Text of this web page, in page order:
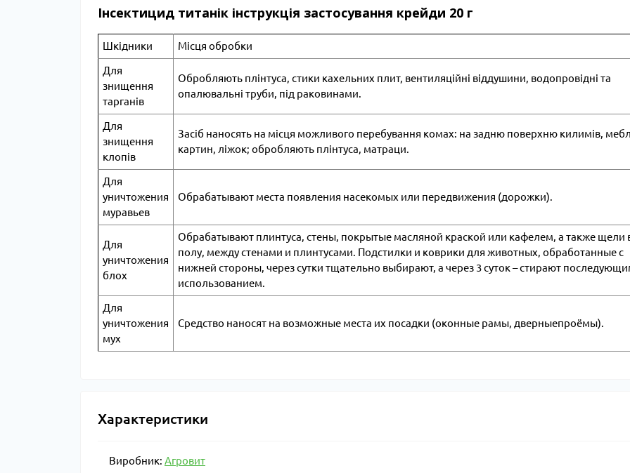
Інсектицид титанік інструкція застосування крейди 20 г
Шкідники Місця обробки
Для
знищення
тарганів
Обробляють плінтуса, стики кахельних плит, вентиляційні віддушини, водопровідні та
опалювальні труби, під раковинами.
Для
знищення
клопів
Засіб наносять на місця можливого перебування комах: на задню поверхню килимів,
картин, ліжок; обробляють плінтуса, матраци.
Для
уничтожения
муравьев
Обрабатывают места появления насекомых или передвижения (дорожки).
Для
уничтожения
блох
Обрабатывают плинтуса, стены, покрытые масляной краской или кафелем, а также щели
полу, между стенами и плинтусами. Подстилки и коврики для животных, обработанные с
нижней стороны, через сутки тщательно выбирают, а через 3 суток – стирают
использованием.
Для
уничтожения
мух
Средство наносят на возможные места их посадки (оконные рамы, дверныепроёмы).
Характеристики
Виробник: Агровит